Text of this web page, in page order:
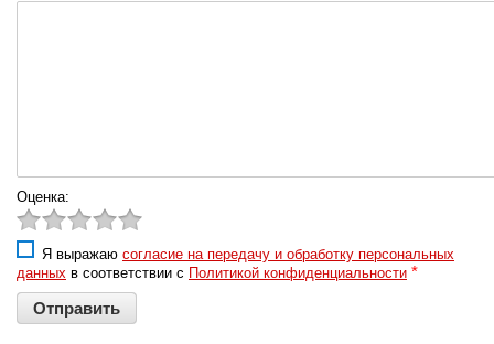
Оценка:
Я выражаю согласие на передачу и обработку персональных
данных в соответствии с Политикой конфиденциальности *